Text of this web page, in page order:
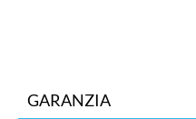
GARANZIA